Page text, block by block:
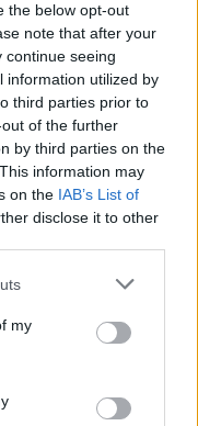
the below opt-out
note that after your
continue seeing
information utilized by
third parties prior to
of the further
by third parties on the
information may
on the IAB’s List of
disclose it to other
one or more Google
You may click to
third-party tags to
in below Google
my
Σχολιασμένα
πόσα οι
τις πιο